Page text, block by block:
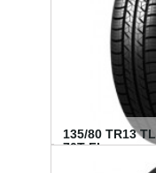
135/80 TR13 TL
70T FI...